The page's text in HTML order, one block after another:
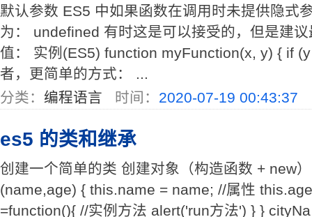
默认参数 ES5 中如果函数在调用时未提供隐式
为： undefined 有时这是可以接受的，但是建
值： 实例(ES5) function myFunction(x, y) { if
者，更简单的方式： ...
分类： 编程语言 时间： 2020-07-19 00:43:37
es5 的类和继承
创建一个简单的类 创建对象（构造函数 + new
(name,age) { this.name = name; //属性
=function(){ //实例方法 alert('run方法') } }